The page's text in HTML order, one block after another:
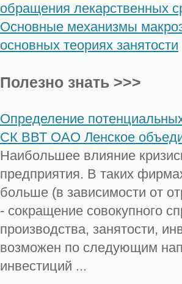
обращения лекарственных
Основные механизмы
основных теориях занятости
Полезно знать >>>
Определение
СК ВВТ ОАО Ленское
Наибольшее влияние
предприятия. В таких
больше (в зависимости от
- сокращение совокупного
производства, занятости,
возможен по следующим
инвестиций ...